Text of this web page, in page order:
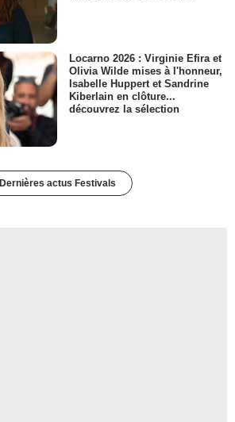
Locarno 2026 : Virginie Efira et
Olivia Wilde mises à l'honneur,
Isabelle Huppert et Sandrine
Kiberlain en clôture...
découvrez la sélection
Dernières actus Festivals